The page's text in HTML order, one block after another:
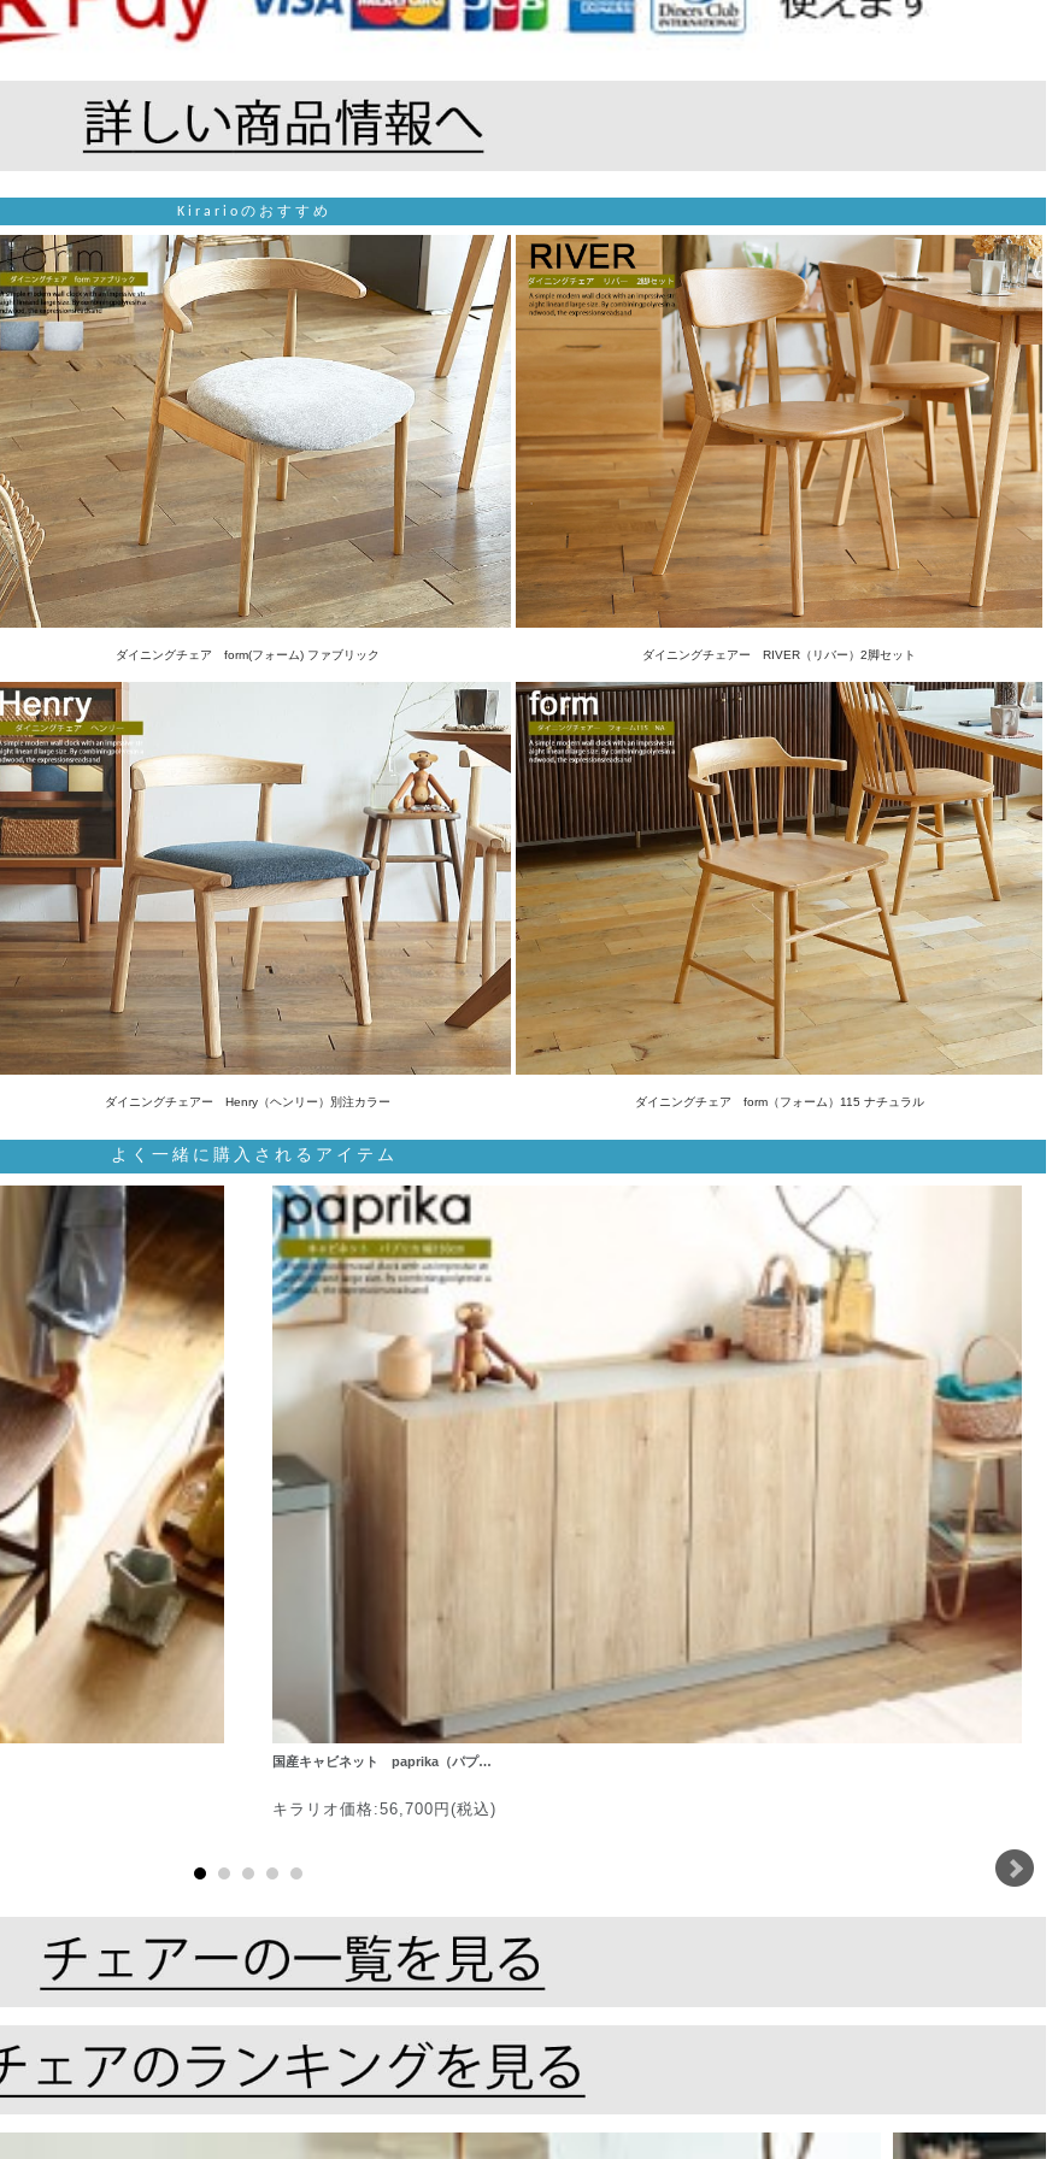
Kirarioのおすすめ
ダイニングチェア form(フォーム) ファブリック ダイニングチェアー RIVER（リバー）2脚セット
ダイニングチェアー Henry（ヘンリー）別注カラー ダイニングチェア form（フォーム）115 ナチュラル
よく一緒に購入されるアイテム
国産キャビネット paprika（パプ…
キラリオ価格:56,700円(税込)